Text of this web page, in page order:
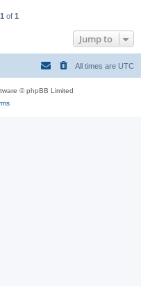
1 of 1
Jump to
All times are UTC
© phpBB Limited